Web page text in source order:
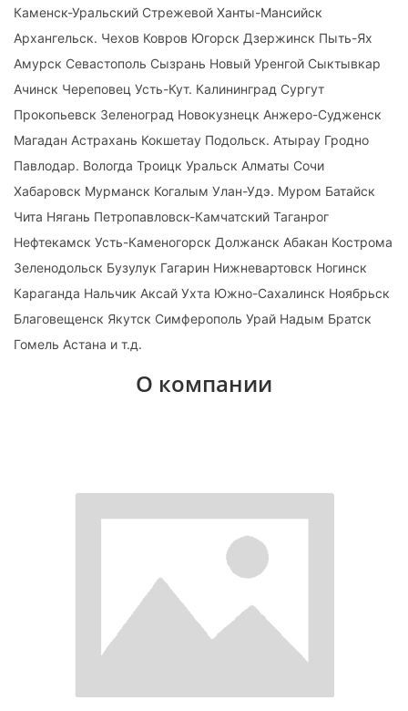
Каменск-Уральский Стрежевой Ханты-Мансийск
Архангельск. Чехов Ковров Югорск Дзержинск Пыть-Ях
Амурск Севастополь Сызрань Новый Уренгой Сыктывкар
Ачинск Череповец Усть-Кут. Калининград Сургут
Прокопьевск Зеленоград Новокузнецк Анжеро-Судженск
Магадан Астрахань Кокшетау Подольск. Атырау Гродно
Павлодар. Вологда Троицк Уральск Алматы Сочи
Хабаровск Мурманск Когалым Улан-Удэ. Муром Батайск
Чита Нягань Петропавловск-Камчатский Таганрог
Нефтекамск Усть-Каменогорск Должанск Абакан Кострома
Зеленодольск Бузулук Гагарин Нижневартовск Ногинск
Караганда Нальчик Аксай Ухта Южно-Сахалинск Ноябрьск
Благовещенск Якутск Симферополь Урай Надым Братск
Гомель Астана и т.д.
О компании